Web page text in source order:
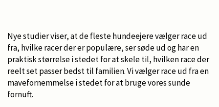
Nye studier viser, at de fleste hundeejere vælger race ud
fra, hvilke racer der er populære, ser søde ud og har en
praktisk størrelse i stedet for at skele til, hvilken race der
reelt set passer bedst til familien. Vi vælger race ud fra en
mavefornemmelse i stedet for at bruge vores sunde
fornuft.